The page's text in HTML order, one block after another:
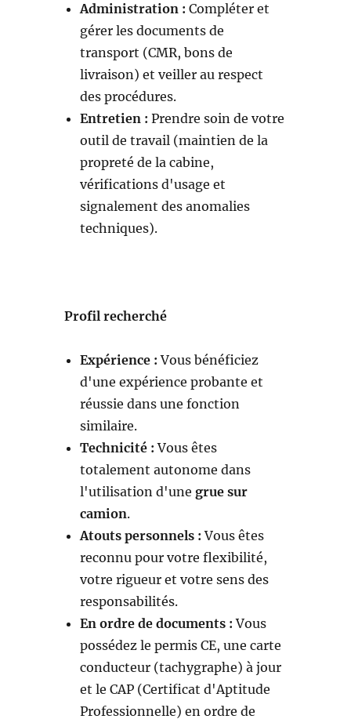
Administration : Compléter et
gérer les documents de
transport (CMR, bons de
livraison) et veiller au respect
des procédures.
Entretien : Prendre soin de votre
outil de travail (maintien de la
propreté de la cabine,
vérifications d'usage et
signalement des anomalies
techniques).
Profil recherché
Expérience : Vous bénéficiez
d'une expérience probante et
réussie dans une fonction
similaire.
Technicité : Vous êtes
totalement autonome dans
l'utilisation d'unegrue sur
camion.
Atouts personnels : Vous êtes
reconnu pour votre flexibilité,
votre rigueur et votre sens des
responsabilités.
En ordre de documents : Vous
possédez le permis CE, une carte
conducteur (tachygraphe) à jour
et le CAP (Certificat d'Aptitude
Professionnelle) en ordre de